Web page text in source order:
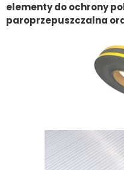
elementy do ochrony
paroprzepuszczalna